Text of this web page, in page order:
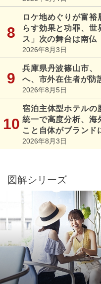
ロケ地めぐりが富
らす効果と功罪、世
ス」次の舞台は南仏
2026年8月3日
兵庫県丹波篠山市、
へ、市外在住者が防
2026年8月5日
宿泊主体型ホテル
統一で高度分析、海
こと自体がブランド
2026年8月3日
図解シリーズ